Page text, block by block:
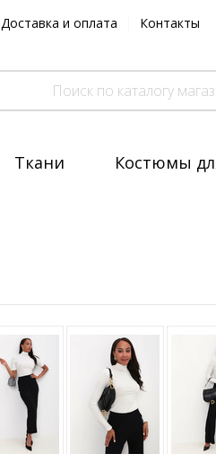
Доставка и оплата Контакты
Ткани Костюмы